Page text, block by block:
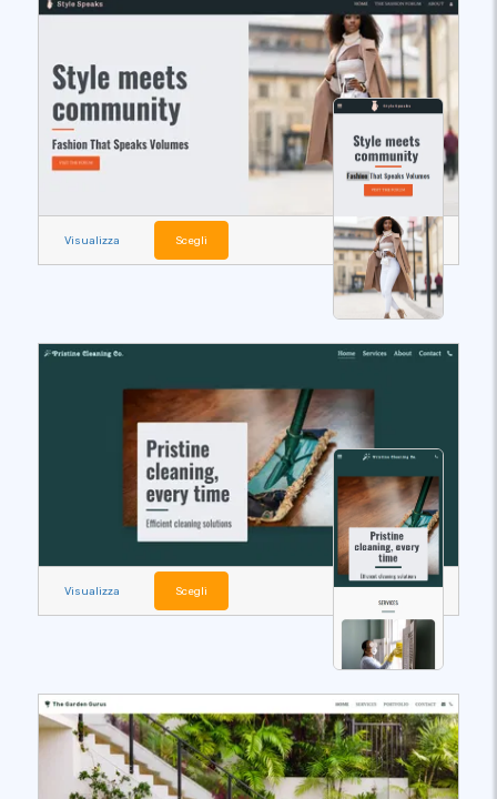
Visualizza Scegli
Visualizza Scegli